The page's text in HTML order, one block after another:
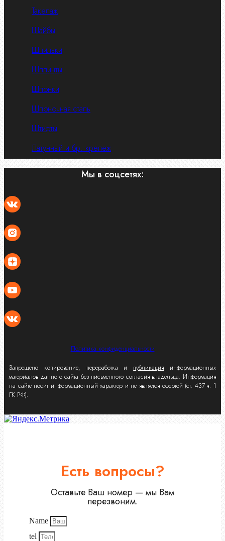
Такелаж
Шайбы
Шпильки
Шплинты
Шпонки
Шпоночная сталь
Штифты
Латунный и бр. крепеж
Мы в соцсетях:
Политика конфиденциальности
Запрещено копирование, переработка и публикация информационных
материалов данного сайта без письменного согласия владельца. Информация
на сайте носит информационный характер и не является офертой (ст. 437 ч. 1
ГК РФ).
Есть вопросы?
Оставьте Ваш номер — мы Вам
перезвоним.
Name
tel